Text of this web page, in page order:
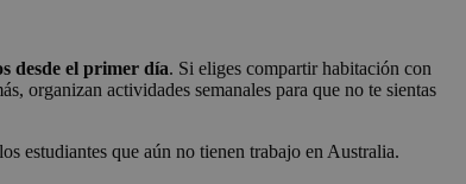
desde el primer día. Si eliges compartir habitación con
organizan actividades semanales para que no te sientas
estudiantes que aún no tienen trabajo en Australia.